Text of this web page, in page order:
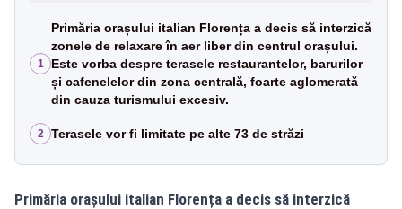
1
Primăria orașului italian Florența a decis să interzică
zonele de relaxare în aer liber din centrul orașului.
Este vorba despre terasele restaurantelor, barurilor
și cafenelelor din zona centrală, foarte aglomerată
din cauza turismului excesiv.
2 Terasele vor fi limitate pe alte 73 de străzi
Primăria orașului italian Florența a decis să interzică